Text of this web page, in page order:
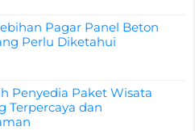
Pagar Panel Beton
Perlu Diketahui
Penyedia Paket Wisata
Terpercaya dan